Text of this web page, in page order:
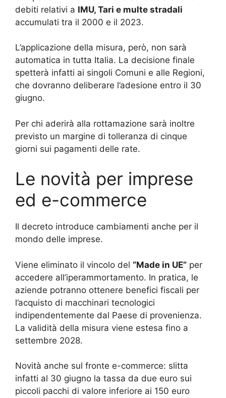
debiti relativi a IMU, Tari e multe stradali
accumulati tra il 2000 e il 2023.
L’applicazione della misura, però, non sarà
automatica in tutta Italia. La decisione finale
spetterà infatti ai singoli Comuni e alle Regioni,
che dovranno deliberare l’adesione entro il 30
giugno.
Per chi aderirà alla rottamazione sarà inoltre
previsto un margine di tolleranza di cinque
giorni sui pagamenti delle rate.
Le novità per imprese
ed e-commerce
Il decreto introduce cambiamenti anche per il
mondo delle imprese.
Viene eliminato il vincolo del “Made in UE” per
accedere all’iperammortamento. In pratica, le
aziende potranno ottenere benefici fiscali per
l’acquisto di macchinari tecnologici
indipendentemente dal Paese di provenienza.
La validità della misura viene estesa fino a
settembre 2028.
Novità anche sul fronte e-commerce: slitta
infatti al 30 giugno la tassa da due euro sui
piccoli pacchi di valore inferiore ai 150 euro